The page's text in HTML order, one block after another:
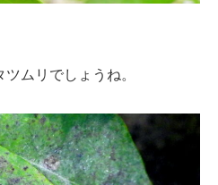
ムリでしょうね。